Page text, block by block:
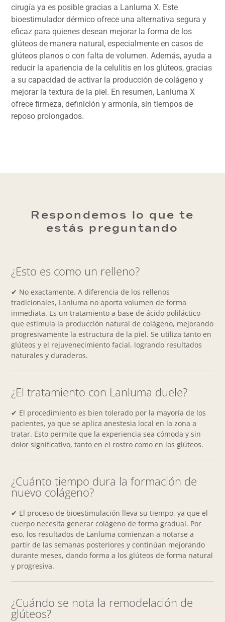
cirugía ya es posible gracias a Lanluma X. Este
bioestimulador dérmico ofrece una alternativa segura y
eficaz para quienes desean mejorar la forma de los
glúteos de manera natural, especialmente en casos de
glúteos planos o con falta de volumen. Además, ayuda a
reducir la apariencia de la celulitis en los glúteos, gracias
a su capacidad de activar la producción de colágeno y
mejorar la textura de la piel. En resumen, Lanluma X
ofrece firmeza, definición y armonía, sin tiempos de
reposo prolongados.
Respondemos lo que te
estás preguntando
¿Esto es como un relleno?
✔ No exactamente. A diferencia de los rellenos
tradicionales, Lanluma no aporta volumen de forma
inmediata. Es un tratamiento a base de ácido poliláctico
que estimula la producción natural de colágeno, mejorando
progresivamente la estructura de la piel. Se utiliza tanto en
glúteos y el rejuvenecimiento facial, logrando resultados
naturales y duraderos.
¿El tratamiento con Lanluma duele?
✔ El procedimiento es bien tolerado por la mayoría de los
pacientes, ya que se aplica anestesia local en la zona a
tratar. Esto permite que la experiencia sea cómoda y sin
dolor significativo, tanto en el rostro como en los glúteos.
¿Cuánto tiempo dura la formación de
nuevo colágeno?
✔ El proceso de bioestimulación lleva su tiempo, ya que el
cuerpo necesita generar colágeno de forma gradual. Por
eso, los resultados de Lanluma comienzan a notarse a
partir de las semanas posteriores y continúan mejorando
durante meses, dando forma a los glúteos de forma natural
y progresiva.
¿Cuándo se nota la remodelación de
glúteos?